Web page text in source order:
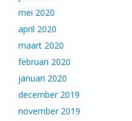
mei 2020
april 2020
maart 2020
februari 2020
januari 2020
december 2019
november 2019